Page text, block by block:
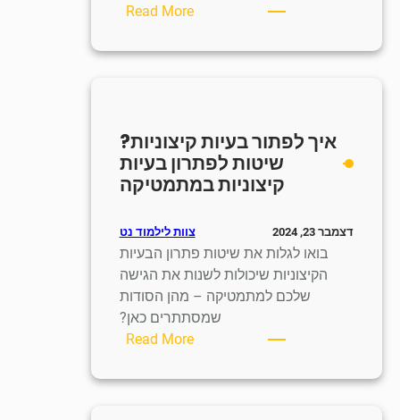
Read More
לפתור
לפתרון
בעיות
תנועה
ובפיזיקה
איך לפתור בעיות קיצוניות?
שיטות לפתרון בעיות
קיצוניות במתמטיקה
דצמבר 23, 2024 צוות לילמוד נט
בואו לגלות את שיטות פתרון הבעיות
הקיצוניות שיכולות לשנות את הגישה
שלכם למתמטיקה – מהן הסודות
שמסתתרים כאן?
Read More
לפתור